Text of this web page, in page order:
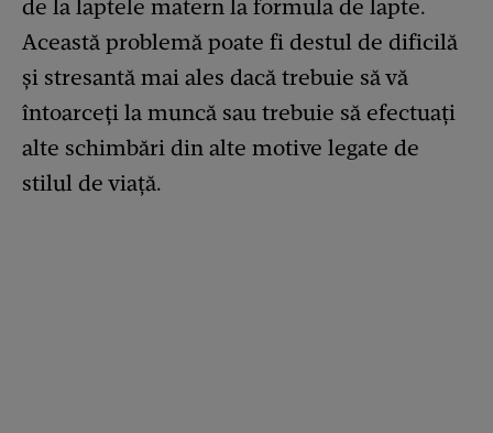
de la laptele matern la formula de lapte.
Această problemă poate fi destul de dificilă
și stresantă mai ales dacă trebuie să vă
întoarceți la muncă sau trebuie să efectuați
alte schimbări din alte motive legate de
stilul de viață.